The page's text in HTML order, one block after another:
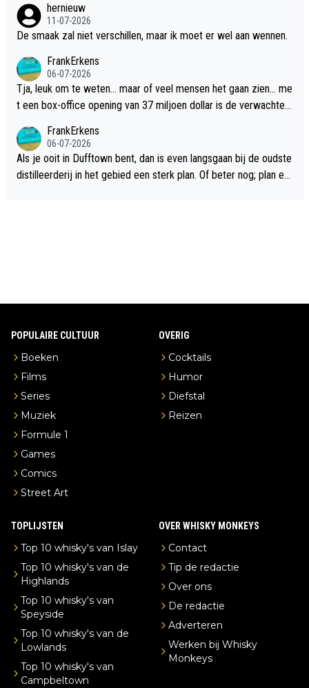
hernieuw
11-07-2026
De smaak zal niet verschillen, maar ik moet er wel aan wennen.
FrankErkens
06-07-2026
Tja, leuk om te weten... maar of veel mensen het gaan zien... me
t een box-office opening van 37 miljoen dollar is de verwachte
FrankErkens
06-07-2026
Als je ooit in Dufftown bent, dan is even langsgaan bij de oudste
distilleerderij in het gebied een sterk plan. Of beter nog; plan ee
POPULAIRE CULTUUR
Boeken
Films
Series
Muziek
Formule 1
Games
Comics
Street Art
OVERIG
Cocktails
Humor
Diefstal
Reizen
TOPLIJSTEN
Top 10 whisky's van Islay
Top 10 whisky's van de
Highlands
Top 10 whisky's van
Speyside
Top 10 whisky's van de
Lowlands
Top 10 whisky's van
Campbeltown
OVER WHISKY MONKEYS
Contact
Tip de redactie
Over ons
De redactie
Adverteren
Werken bij Whisky
Monkeys